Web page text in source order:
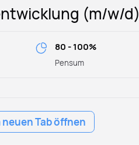
(m/w/d)
80 - 100%
Pensum
Tab öffnen